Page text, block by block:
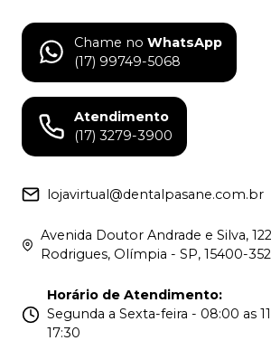
Chame no WhatsApp
(17) 99749-5068
Atendimento
(17) 3279-3900
lojavirtual@dentalpasane.com.br
Avenida Doutor Andrade e Silva,
Rodrigues, Olímpia - SP, 15400-352
Horário de Atendimento:
Segunda a Sexta-feira - 08:00 as
17:30